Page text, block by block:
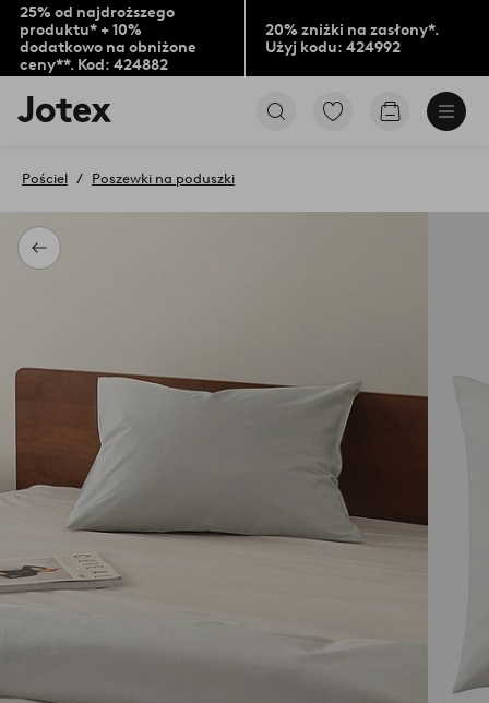
25% od najdroższego
produktu* + 10%
dodatkowo na obniżone
ceny**. Kod: 424882
20% zniżki na zasłony*.
Użyj kodu: 424992
Logo
Jotex
na
stronę
PrzejdźPrzejdź
Powrót
Pościel Poszewki na poduszki